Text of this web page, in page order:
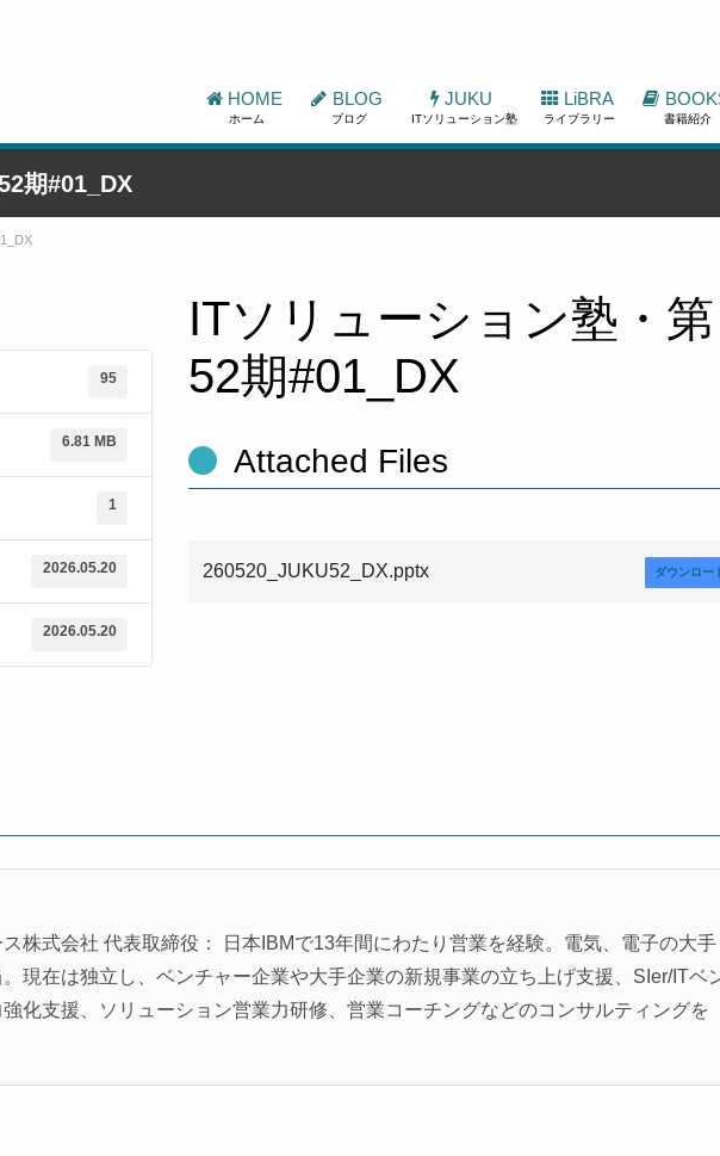
HOME
ホーム
BLOG
ブログ
JUKU
ITソリューション塾
LiBRA
ライブラリー 書籍紹介
期#01_DX
95
6.81 MB
1
2026.05.20
2026.05.20
ITソリューション塾・第
52期#01_DX
Attached Files
260520_JUKU52_DX.pptx ダウンロー
株式会社 代表取締役： 日本IBMで13年間にわたり営業を経験。電気、電子の大手
現在は独立し、ベンチャー企業や大手企業の新規事業の立ち上げ支援、SIer/ITベ
化支援、ソリューション営業力研修、営業コーチングなどのコンサルティングを